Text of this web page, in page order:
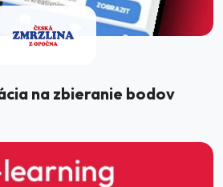
na zbieranie bodov